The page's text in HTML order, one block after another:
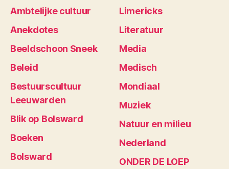
Ambtelijke cultuur
Anekdotes
Beeldschoon Sneek
Beleid
Bestuurscultuur
Leeuwarden
Blik op Bolsward
Boeken
Bolsward
Limericks
Literatuur
Media
Medisch
Mondiaal
Muziek
Natuur en milieu
Nederland
ONDER DE LOEP